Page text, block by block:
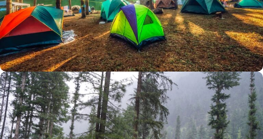
Büyük Yaz İndirimi
0
Günler
00
Hr
00
Min
00
SSK